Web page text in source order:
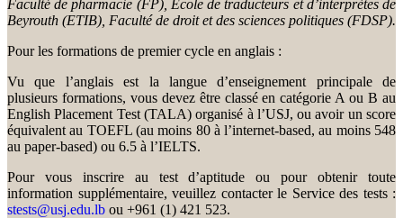
Faculté de pharmacie (FP), École de traducteurs et d’interprètes de
Beyrouth (ETIB), Faculté de droit et des sciences politiques (FDSP).
Pour les formations de premier cycle en anglais :
Vu que l’anglais est la langue d’enseignement principale de
plusieurs formations, vous devez être classé en catégorie A ou B au
English Placement Test (TALA) organisé à l’USJ, ou avoir un score
équivalent au TOEFL (au moins 80 à l’internet-based, au moins 548
au paper-based) ou 6.5 à l’IELTS.
Pour vous inscrire au test d’aptitude ou pour obtenir toute
information supplémentaire, veuillez contacter le Service des tests :
stests@usj.edu.lb ou +961 (1) 421 523.